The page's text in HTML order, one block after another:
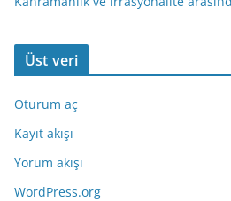
Üst veri
Oturum aç
Kayıt akışı
Yorum akışı
WordPress.org